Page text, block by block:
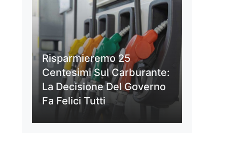
Risparmieremo 25
Centesimi Sul Carburante:
La Decisione Del Governo
Fa Felici Tutti